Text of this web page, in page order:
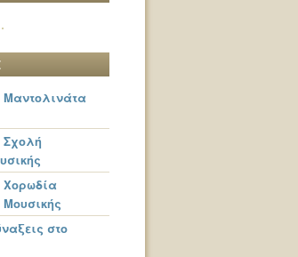
Μαντολινάτα
Σχολή
Χορωδία
στο